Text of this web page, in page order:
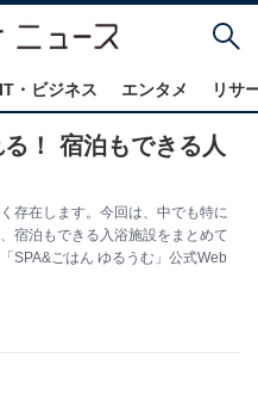
IT・ビジネス エンタメ リサ
！ 宿泊もできる人
存在します。今回は、中でも特に
宿泊もできる入浴施設をまとめて
SPA&ごはん ゆるうむ」公式Web